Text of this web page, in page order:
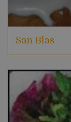
San Blas